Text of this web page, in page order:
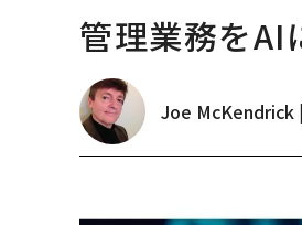
管理業務をAI
Joe